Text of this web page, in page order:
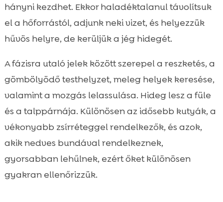
hányni kezdhet. Ekkor haladéktalanul távolítsuk
el a hőforrástól, adjunk neki vizet, és helyezzük
hűvös helyre, de kerüljük a jég hidegét.
A fázisra utaló jelek között szerepel a reszketés, a
gömbölyödő testhelyzet, meleg helyek keresése,
valamint a mozgás lelassulása. Hideg lesz a füle
és a talppárnája. Különösen az idősebb kutyák, a
vékonyabb zsírréteggel rendelkezők, és azok,
akik nedves bundával rendelkeznek,
gyorsabban lehűlnek, ezért őket különösen
gyakran ellenőrizzük.